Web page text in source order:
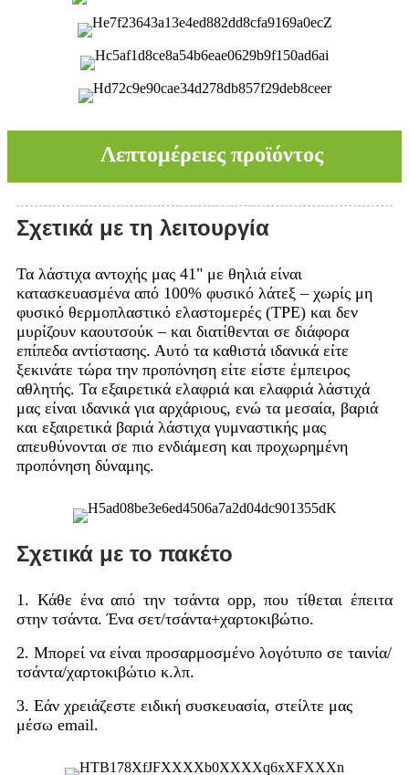
Λεπτομέρειες προϊόντος
Σχετικά με τη λειτουργία
Τα λάστιχα αντοχής μας 41" με θηλιά είναι
κατασκευασμένα από 100% φυσικό λάτεξ – χωρίς μη
φυσικό θερμοπλαστικό ελαστομερές (TPE) και δεν
μυρίζουν καουτσούκ – και διατίθενται σε διάφορα
επίπεδα αντίστασης. Αυτό τα καθιστά ιδανικά είτε
ξεκινάτε τώρα την προπόνηση είτε είστε έμπειρος
αθλητής. Τα εξαιρετικά ελαφριά και ελαφριά λάστιχά
μας είναι ιδανικά για αρχάριους, ενώ τα μεσαία, βαριά
και εξαιρετικά βαριά λάστιχα γυμναστικής μας
απευθύνονται σε πιο ενδιάμεση και προχωρημένη
προπόνηση δύναμης.
Σχετικά με το πακέτο
1. Κάθε ένα από την τσάντα opp, που τίθεται έπειτα
στην τσάντα. Ένα σετ/τσάντα+χαρτοκιβώτιο.
2. Μπορεί να είναι προσαρμοσμένο λογότυπο σε ταινία/
τσάντα/χαρτοκιβώτιο κ.λπ.
3. Εάν χρειάζεστε ειδική συσκευασία, στείλτε μας
μέσω email.